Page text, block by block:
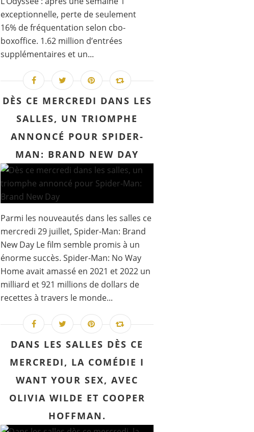
exceptionnelle, perte de seulement
16% de fréquentation selon cbo-
boxoffice. 1.62 million d’entrées
supplémentaires et un...
DÈS CE MERCREDI DANS LES
SALLES, UN TRIOMPHE
ANNONCÉ POUR SPIDER-
MAN: BRAND NEW DAY
Parmi les nouveautés dans les salles ce
mercredi 29 juillet, Spider-Man: Brand
New Day Le film semble promis à un
énorme succès. Spider-Man: No Way
Home avait amassé en 2021 et 2022 un
milliard et 921 millions de dollars de
recettes à travers le monde...
DANS LES SALLES DÈS CE
MERCREDI, LA COMÉDIE I
WANT YOUR SEX, AVEC
OLIVIA WILDE ET COOPER
HOFFMAN.